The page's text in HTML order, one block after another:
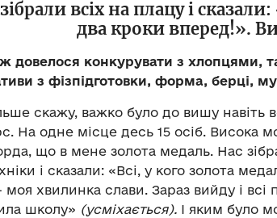
всіх на плацу і
два кроки вперед!».
довелося конкурувати з хлопцями,
з фізпідготовки, форма, берці,
скажу, важко було до вишу навіть
На одне місце десь 15 осіб. Висока
що в мене золота медаль. Нас
і сказали: «Всі, у кого золота
моя хвилинка слави. Зараз вийду і
школу» (усміхається). І яким було